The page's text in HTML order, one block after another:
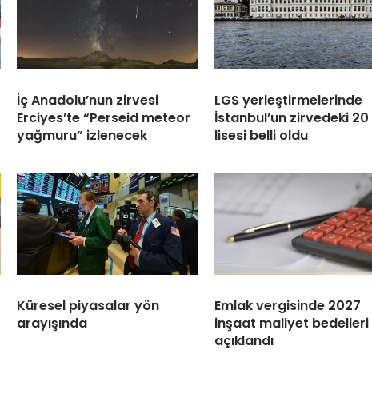
İç Anadolu’nun zirvesi
Erciyes’te “Perseid meteor
yağmuru” izlenecek
LGS yerleştirmelerinde
İstanbul’un zirvedeki 20
lisesi belli oldu
Küresel piyasalar yön
arayışında
Emlak vergisinde 2027
inşaat maliyet bedelleri
açıklandı